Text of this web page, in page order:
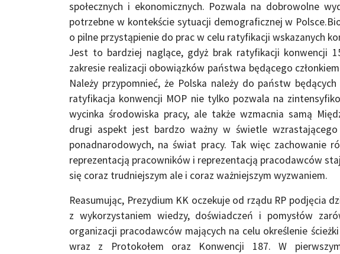
społecznych i ekonomicznych. Pozwala na dobrowolne
potrzebne w kontekście sytuacji demograficznej w
o pilne przystąpienie do prac w celu ratyfikacji wskazanych
Jest to bardziej naglące, gdyż brak ratyfikacji konwencji
zakresie realizacji obowiązków państwa będącego
Należy przypomnieć, że Polska należy do państw
ratyfikacja konwencji MOP nie tylko pozwala na
wycinka środowiska pracy, ale także wzmacnia samą
drugi aspekt jest bardzo ważny w świetle
ponadnarodowych, na świat pracy. Tak więc zachowanie
reprezentacją pracowników i reprezentacją pracodawców
się coraz trudniejszym ale i coraz ważniejszym wyzwaniem.
Reasumując, Prezydium KK oczekuje od rządu RP podjęcia
z wykorzystaniem wiedzy, doświadczeń i pomysłów
organizacji pracodawców mających na celu określenie
wraz z Protokołem oraz Konwencji 187. W